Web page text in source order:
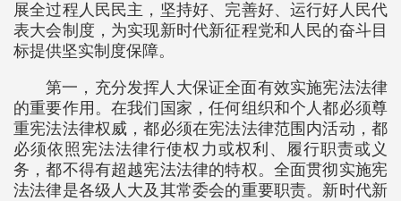
展全过程人民民主，坚持好、完善好、运行好人民代
表大会制度，为实现新时代新征程党和人民的奋斗目
标提供坚实制度保障。
第一，充分发挥人大保证全面有效实施宪法法律
的重要作用。在我们国家，任何组织和个人都必须尊
重宪法法律权威，都必须在宪法法律范围内活动，都
必须依照宪法法律行使权力或权利、履行职责或义
务，都不得有超越宪法法律的特权。全面贯彻实施宪
法法律是各级人大及其常委会的重要职责。新时代新